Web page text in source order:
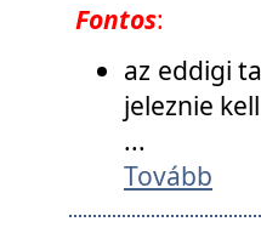
Fontos:
az eddigi
jeleznie
...
Tovább